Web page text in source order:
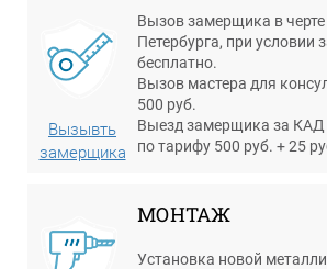
Вызывть
замерщика
Вызов замерщика в
Петербурга, при условии
бесплатно.
Вызов мастера для
500 руб.
Выезд замерщика за КАД
по тарифу 500 руб. + 25
МОНТАЖ
Установка новой